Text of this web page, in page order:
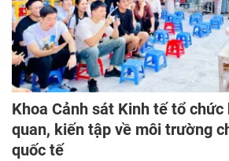
Khoa Cảnh sát Kinh tế tổ
quan, kiến tập về môi trường
quốc tế